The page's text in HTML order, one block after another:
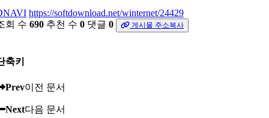
https://softdownload.net/winternet/24429
회 수 690 추천 수 0 댓글 0 게시물 주소복사
축키
Prev이전 문서
Next다음 문서